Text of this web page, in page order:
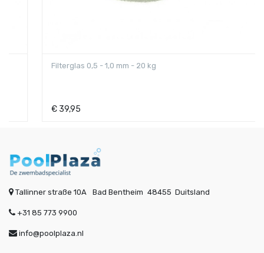
Filterglas 0,5 - 1,0 mm - 20 kg
39,95
Tallinner straße 10A Bad Bentheim 48455 Duitsland
+31 85 773 9900
info@poolplaza.nl